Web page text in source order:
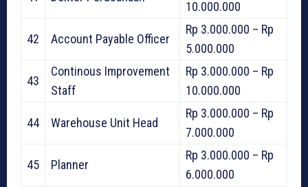
10.000.000
42 Account Payable Officer
Rp 3.000.000 – Rp
5.000.000
43
Continous Improvement
Staff
Rp 3.000.000 – Rp
10.000.000
44 Warehouse Unit Head
Rp 3.000.000 – Rp
7.000.000
45 Planner
Rp 3.000.000 – Rp
6.000.000